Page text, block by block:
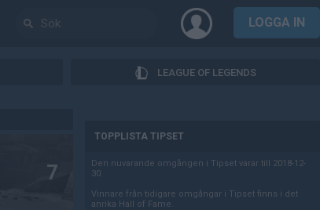
LOGGA IN
LEAGUE OF LEGENDS
7
TOPPLISTA TIPSET
Den nuvarande omgången i Tipset varar till 2018-12-
30.
Vinnare från tidigare omgångar i Tipset finns i det
anrika Hall of Fame.